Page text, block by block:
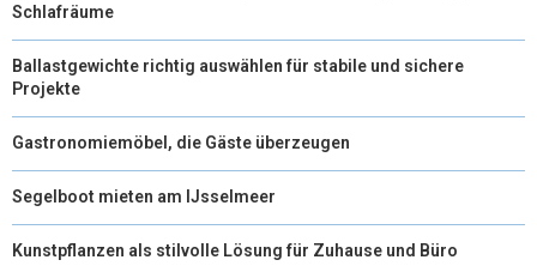
Schlafräume
Ballastgewichte richtig auswählen für stabile und sichere
Projekte
Gastronomiemöbel, die Gäste überzeugen
Segelboot mieten am IJsselmeer
Kunstpflanzen als stilvolle Lösung für Zuhause und Büro